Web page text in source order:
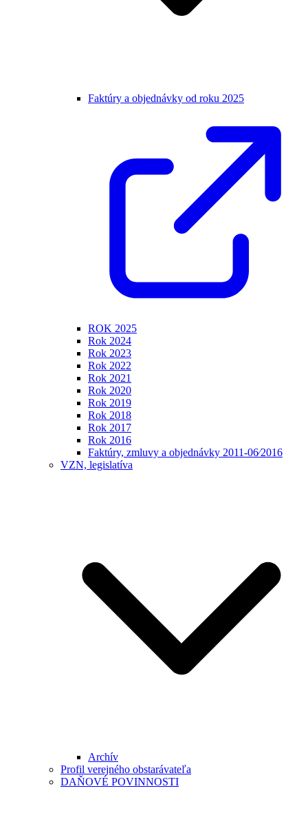
Faktúry a objednávky od roku 2025
ROK 2025
Rok 2024
Rok 2023
Rok 2022
Rok 2021
Rok 2020
Rok 2019
Rok 2018
Rok 2017
Rok 2016
Faktúry, zmluvy a objednávky 2011-06⁄2016
VZN, legislatíva
Archív
Profil verejného obstarávateľa
DAŇOVÉ POVINNOSTI